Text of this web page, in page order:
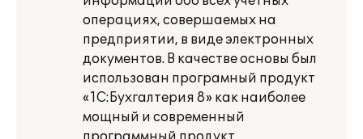
операциях, совершаемых на
предприятии, в виде электронных
документов. В качестве основы был
использован програмный продукт
«1С:Бухгалтерия 8» как наиболее
мощный и современный